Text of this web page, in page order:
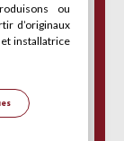
ou
d’originaux
installatrice